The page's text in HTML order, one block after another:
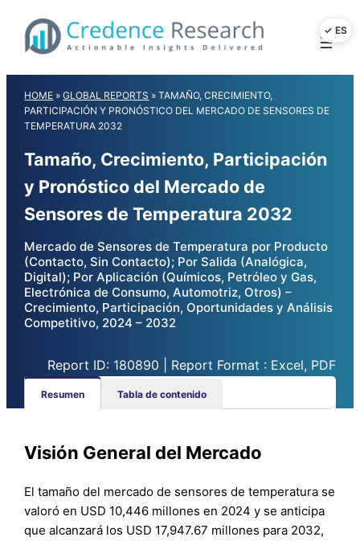
content
HOME »GLOBAL REPORTS »TAMAÑO, CRECIMIENTO,
PARTICIPACIÓN Y PRONÓSTICO DEL MERCADO DE SENSORES DE
TEMPERATURA 2032
Tamaño, Crecimiento, Participación
y Pronóstico del Mercado de
Sensores de Temperatura 2032
Mercado de Sensores de Temperatura por Producto
(Contacto, Sin Contacto); Por Salida (Analógica,
Digital); Por Aplicación (Químicos, Petróleo y Gas,
Electrónica de Consumo, Automotriz, Otros) –
Crecimiento, Participación, Oportunidades y Análisis
Competitivo, 2024 – 2032
Report ID: 180890 | Report Format : Excel, PDF
Resumen Tabla de contenido
Visión General del Mercado
El tamaño del mercado de sensores de temperatura se
valoró en USD 10,446 millones en 2024 y se anticipa
que alcanzará los USD 17,947.67 millones para 2032,